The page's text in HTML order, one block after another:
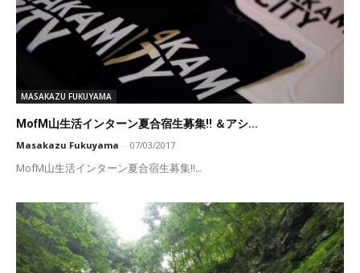
MASAKAZU FUKUYAMA
MofM山生活インターン夏合宿生募集!! ＆アシ...
Masakazu Fukuyama - 07/03/2017
MofM山生活インターン夏合宿生募集!!...